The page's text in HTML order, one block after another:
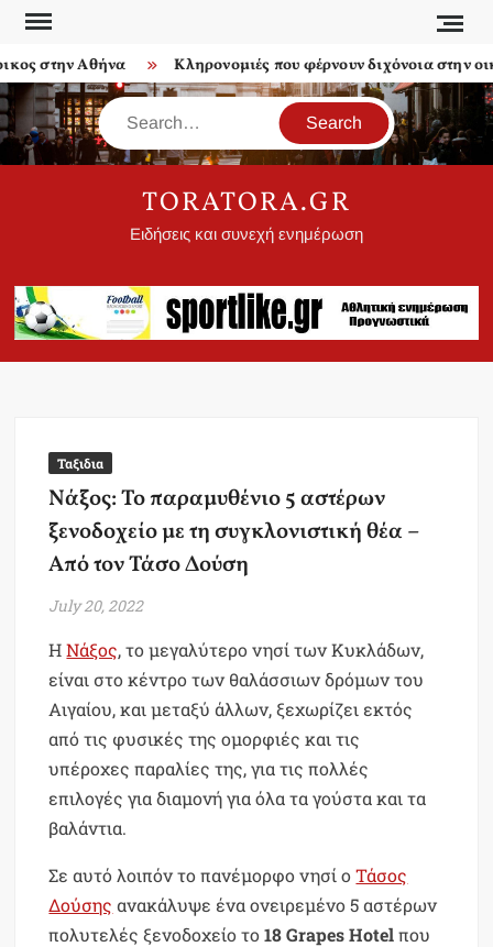
Skip
content
στην Αθήνα Κληρονομιές που φέρνουν διχόνοια στην
Search
TORATORA.GR
Ειδήσεις και συνεχή ενημέρωση
Ταξιδια
Νάξος: Το παραμυθένιο 5 αστέρων
ξενοδοχείο με τη συγκλονιστική θέα –
Από τον Τάσο Δούση
July 20, 2022
ΗΝάξος, το μεγαλύτερο νησί των Κυκλάδων,
είναι στο κέντρο των θαλάσσιων δρόμων του
Αιγαίου, και μεταξύ άλλων, ξεχωρίζει εκτός
από τις φυσικές της ομορφιές και τις
υπέροχες παραλίες της, για τις πολλές
επιλογές για διαμονή για όλα τα γούστα και τα
βαλάντια.
Σε αυτό λοιπόν το πανέμορφο νησί οΤάσος
Δούσης ανακάλυψε ένα ονειρεμένο 5 αστέρων
πολυτελές ξενοδοχείο το 18 Grapes Hotelπου